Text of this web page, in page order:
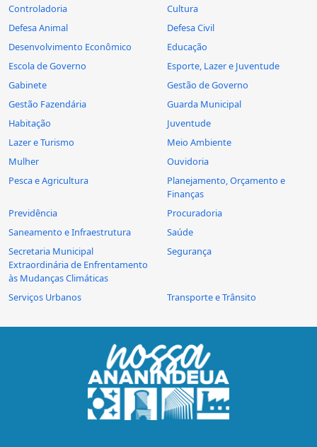
Controladoria
Cultura
Defesa Animal
Defesa Civil
Desenvolvimento Econômico
Educação
Escola de Governo
Esporte, Lazer e Juventude
Gabinete
Gestão de Governo
Gestão Fazendária
Guarda Municipal
Habitação
Juventude
Lazer e Turismo
Meio Ambiente
Mulher
Ouvidoria
Pesca e Agricultura
Planejamento, Orçamento e
Finanças
Previdência
Procuradoria
Saneamento e Infraestrutura
Saúde
Secretaria Municipal
Extraordinária de Enfrentamento
às Mudanças Climáticas
Segurança
Serviços Urbanos Transporte e Trânsito